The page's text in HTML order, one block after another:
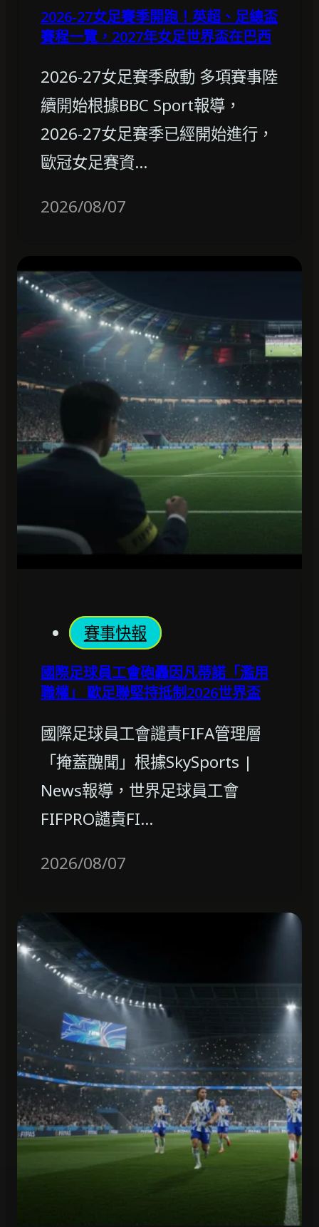
2026-27女足賽季開跑！英超、足總盃
賽程一覽，2027年女足世界盃在巴西
2026-27女足賽季啟動 多項賽事陸
續開始根據BBC Sport報導，
2026-27女足賽季已經開始進行，
歐冠女足賽資…
2026/08/07
賽事快報
國際足球員工會砲轟因凡蒂諾「濫用
職權」 歐足聯堅持抵制2026世界盃
國際足球員工會譴責FIFA管理層
「掩蓋醜聞」根據SkySports |
News報導，世界足球員工會
FIFPRO譴責FI…
2026/08/07